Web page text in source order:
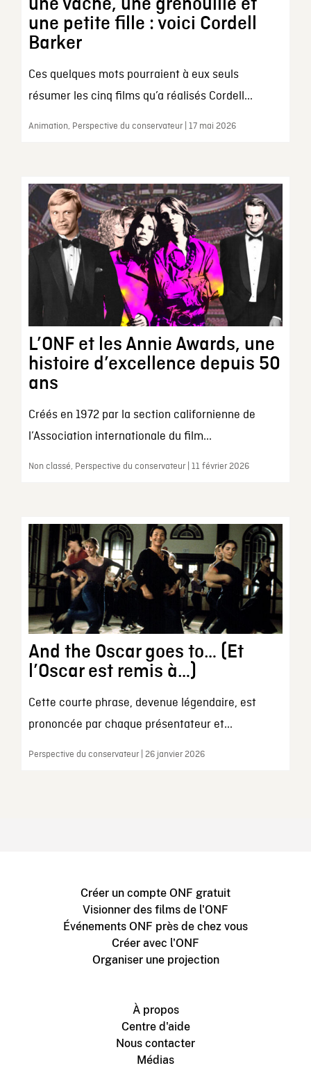
une vache, une grenouille et
une petite fille : voici Cordell
Barker
Ces quelques mots pourraient à eux seuls
résumer les cinq films qu’a réalisés Cordell...
Animation, Perspective du conservateur | 17 mai 2026
L’ONF et les Annie Awards, une
histoire d’excellence depuis 50
ans
Créés en 1972 par la section californienne de
l’Association internationale du film...
Non classé, Perspective du conservateur | 11 février 2026
And the Oscar goes to… (Et
l’Oscar est remis à…)
Cette courte phrase, devenue légendaire, est
prononcée par chaque présentateur et...
Perspective du conservateur | 26 janvier 2026
Créer un compte ONF gratuit
Visionner des films de l'ONF
Événements ONF près de chez vous
Créer avec l'ONF
Organiser une projection
À propos
Centre d'aide
Nous contacter
Médias